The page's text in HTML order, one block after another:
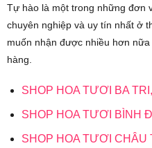
Tự hào là một trong những đơn
chuyên nghiệp và uy tín nhất ở
muốn nhận được nhiều hơn
hàng.
SHOP HOA TƯƠI BA
SHOP HOA TƯƠI BÌNH
SHOP HOA TƯƠI CHÂU